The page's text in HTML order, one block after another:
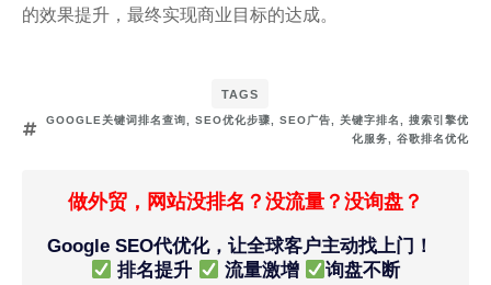
的效果提升，最终实现商业目标的达成。
TAGS
GOOGLE关键词排名查询 SEO优化步骤 SEO广告 关键字排名
搜索引擎优
化服务
谷歌排名优化
做外贸，网站没排名？没流量？没询盘？
Google SEO代优化，让全球客户主动找上门！
排名提升
流量激增 询盘不断